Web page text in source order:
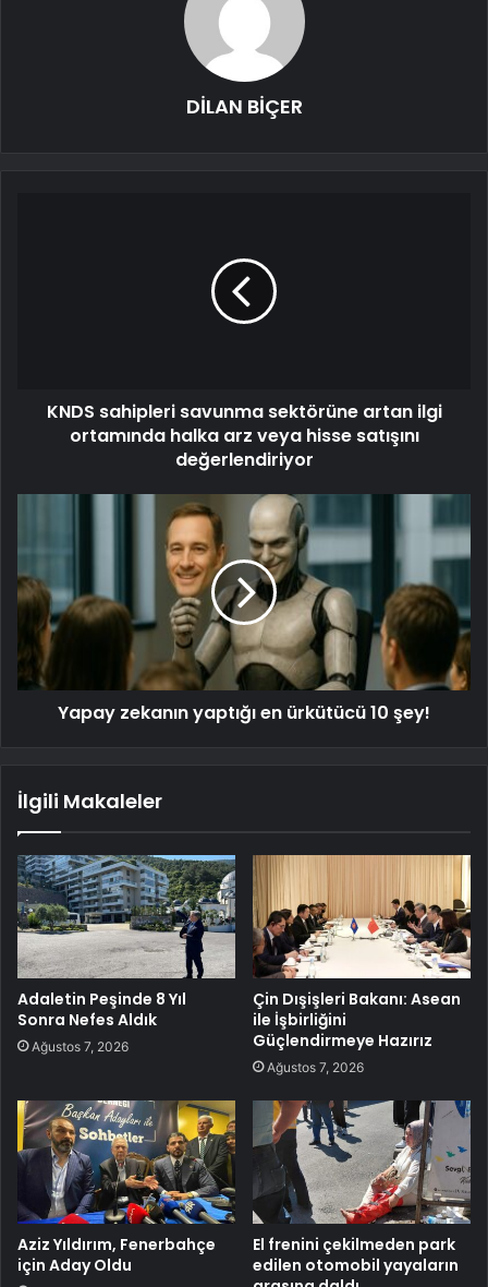
DİLAN BİÇER
KNDS sahipleri savunma sektörüne artan ilgi
ortamında halka arz veya hisse satışını
değerlendiriyor
Yapay zekanın yaptığı en ürkütücü 10 şey!
İlgili Makaleler
Adaletin Peşinde 8 Yıl
Sonra Nefes Aldık
Ağustos 7, 2026
Çin Dışişleri Bakanı: Asean
ile İşbirliğini
Güçlendirmeye Hazırız
Ağustos 7, 2026
Aziz Yıldırım, Fenerbahçe
için Aday Oldu
El frenini çekilmeden park
edilen otomobil yayaların